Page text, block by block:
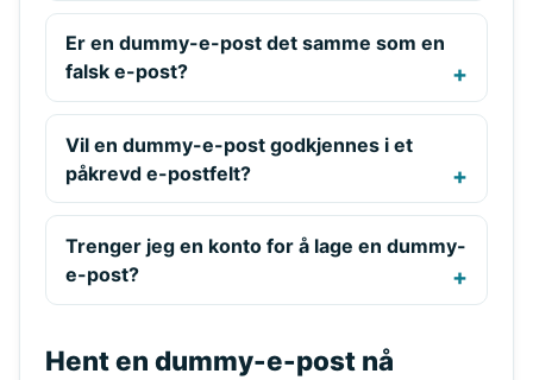
Er en dummy-e-post det samme som en
falsk e-post?
Vil en dummy-e-post godkjennes i et
påkrevd e-postfelt?
Trenger jeg en konto for å lage en dummy-
e-post?
Hent en dummy-e-post nå